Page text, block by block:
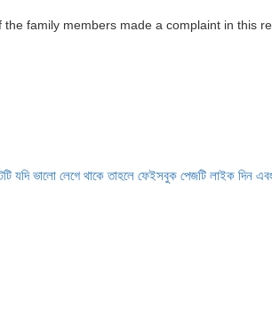
family members made a complaint in this
যদি ভালো লেগে থাকে তাহলে ফেইসবুক পেজটি লাইক দিন